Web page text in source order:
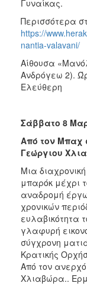
Γυναίκας.
Περισσότερα
https://
nantia-valavani/
Αίθουσα
Ανδρόγεω 2).
Ελεύθερη
Σάββατο 8
Από τον Μπαχ
Γεώργιου
Μια
μπαρόκ μέχρι
αναδρομή
χρονικών
ευλαβικότητα
γλαφυρή
σύγχρονη
Κρατικής
Από τον
Χλιαβώρα..